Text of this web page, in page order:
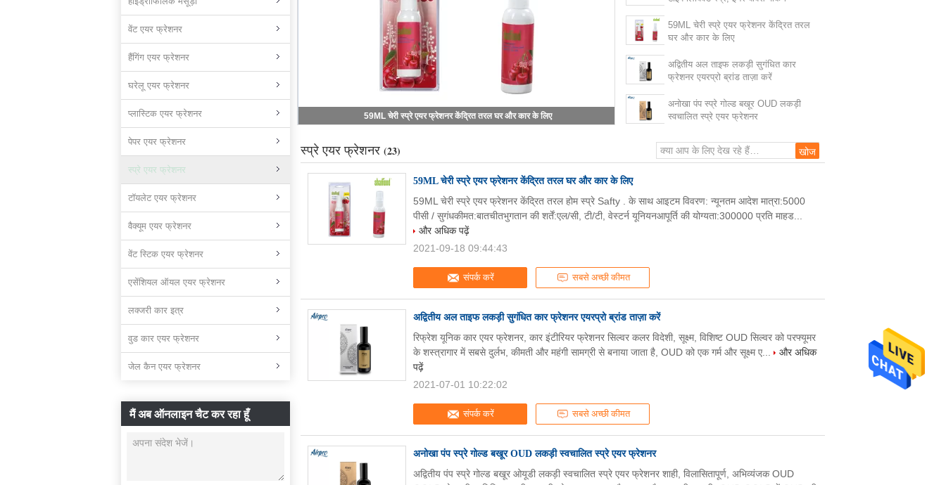
वेंट एयर फ्रेशनर
हैंगिंग एयर फ्रेशनर
घरेलू एयर फ्रेशनर
प्लास्टिक एयर फ्रेशनर
पेपर एयर फ्रेशनर
स्प्रे एयर फ्रेशनर
टॉयलेट एयर फ्रेशनर
वैक्यूम एयर फ्रेशनर
वेंट स्टिक एयर फ्रेशनर
एसेंशियल ऑयल एयर फ्रेशनर
लक्जरी कार इत्र
वुड कार एयर फ्रेशनर
जेल कैन एयर फ्रेशनर
मैं अब ऑनलाइन चैट कर रहा हूँ
अद्वितीय अल ताइफ लकड़ी सुगंधित कार फ्रेशनर एयरप्रो ब्रांड ताज़ा करें
59ML चेरी स्प्रे एयर फ्रेशनर केंद्रित तरल
घर और कार के लिए
अद्वितीय अल ताइफ लकड़ी सुगंधित कार
फ्रेशनर एयरप्रो ब्रांड ताज़ा करें
अनोखा पंप स्प्रे गोल्ड बखूर OUD लकड़ी
स्वचालित स्प्रे एयर फ्रेशनर
स्प्रे एयर फ्रेशनर (23)
59ML चेरी स्प्रे एयर फ्रेशनर केंद्रित तरल घर और कार के लिए
संपर्क करें सबसे अच्छी कीमत
59ML चेरी स्प्रे एयर फ्रेशनर केंद्रित तरल होम स्प्रे Safty . के साथ आइटम विवरण: न्यूनतम आदेश मात्रा:5000
पीसी / सुगंधकीमत:बातचीतभुगतान की शर्तें:एल/सी, टी/टी, वेस्टर्न यूनियनआपूर्ति की योग्यता:300000 प्रति माहड...
और अधिक पढ़ें
2021-09-18 09:44:43
अद्वितीय अल ताइफ लकड़ी सुगंधित कार फ्रेशनर एयरप्रो ब्रांड ताज़ा करें
संपर्क करें सबसे अच्छी कीमत
रिफ्रेश यूनिक कार एयर फ्रेशनर, कार इंटीरियर फ्रेशनर सिल्वर कलर विदेशी, सूक्ष्म, विशिष्ट OUD सिल्वर को परफ्यूमर
के शस्त्रागार में सबसे दुर्लभ, कीमती और महंगी सामग्री से बनाया जाता है, OUD को एक गर्म और सूक्ष्म ए...
और अधिक
पढ़ें
2021-07-01 10:22:02
अनोखा पंप स्प्रे गोल्ड बखूर OUD लकड़ी स्वचालित स्प्रे एयर फ्रेशनर
अद्वितीय पंप स्प्रे गोल्ड बखूर ओयूडी लकड़ी स्वचालित स्प्रे एयर फ्रेशनर शाही, विलासितापूर्ण, अभिव्यंजक OUD